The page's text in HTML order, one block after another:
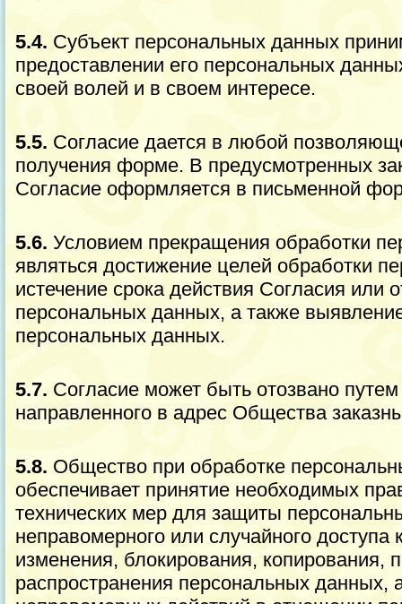
5.4. Субъект персональных данных
предоставлении его персональных
своей волей и в своем интересе.
5.5. Согласие дается в любой
получения форме. В предусмотренных
Согласие оформляется в письменной
5.6. Условием прекращения обработки
являться достижение целей обработки
истечение срока действия Согласия или
персональных данных, а также
персональных данных.
5.7. Согласие может быть отозвано
направленного в адрес Общества
5.8. Общество при обработке
обеспечивает принятие необходимых
технических мер для защиты
неправомерного или случайного доступа
изменения, блокирования, копирования,
распространения персональных данных,